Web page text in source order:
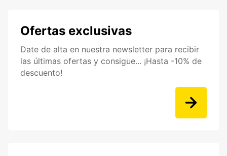
Ofertas exclusivas
Date de alta en nuestra newsletter para recibir
las últimas ofertas y consigue... ¡Hasta -10% de
descuento!